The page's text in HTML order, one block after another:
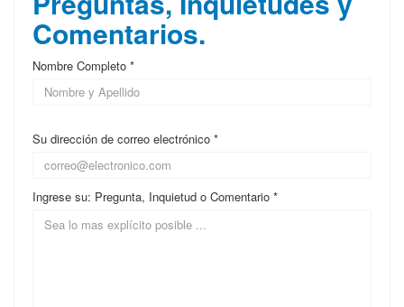
Comentarios.
Nombre Completo *
Su dirección de correo electrónico *
Ingrese su: Pregunta, Inquietud o Comentario *